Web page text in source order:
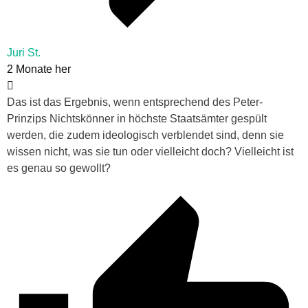
Juri St.
2 Monate her
Das ist das Ergebnis, wenn entsprechend des Peter-
Prinzips Nichtskönner in höchste Staatsämter gespült
werden, die zudem ideologisch verblendet sind, denn sie
wissen nicht, was sie tun oder vielleicht doch? Vielleicht ist
es genau so gewollt?